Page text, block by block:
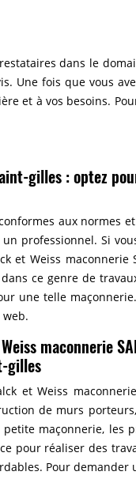
dans le
Une fois que vous
et à vos besoins.
gilles : optez
aux normes
professionnel. Si
et Weiss maconnerie
ce genre de
une telle
maconnerie
gilles
et Weiss
de murs
maçonnerie, les
pour réaliser des
Pour demander